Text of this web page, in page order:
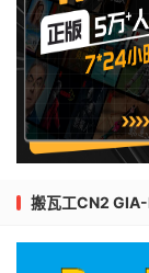
搬瓦工CN2